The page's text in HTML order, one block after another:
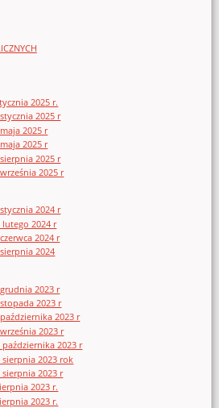
2025 r.
2025 r
2025 r
2025 r
2025 r
2025 r
2024 r
lutego 2024 r
2024 r
2024
2023 r
2023 r
2023 r
2023 r
2023 r
2023 rok
2023 r
2023 r.
2023 r.